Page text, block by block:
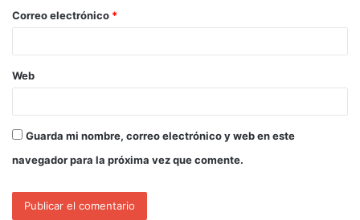
Correo electrónico *
Web
Guarda mi nombre, correo electrónico y web en este
navegador para la próxima vez que comente.